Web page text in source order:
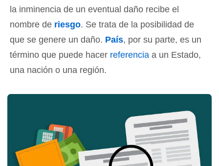
la inminencia de un eventual daño recibe el
nombre de riesgo. Se trata de la posibilidad de
que se genere un daño. País, por su parte, es un
término que puede hacer referencia a un Estado,
una nación o una región.